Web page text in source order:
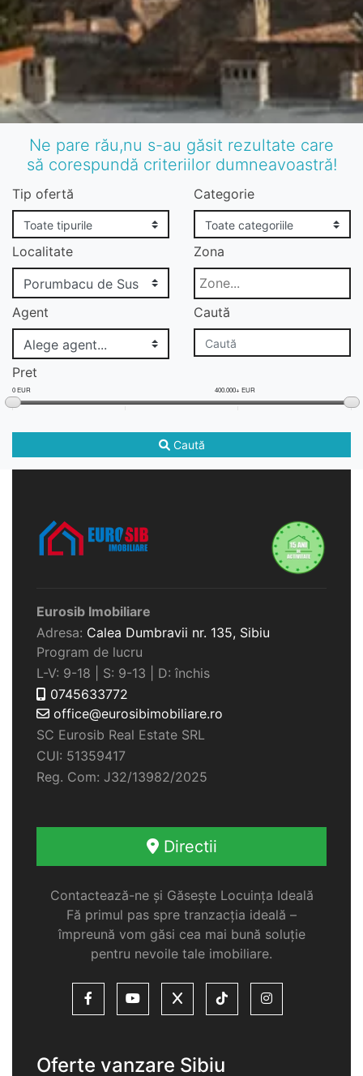
Ne pare rău,nu s-au găsit rezultate care
să corespundă criteriilor dumneavoastră!
Tip ofertă Categorie
Localitate Zona
Agent Caută
Pret
0 EUR 400.000+ EUR
Caută
Eurosib Imobiliare
Adresa: Calea Dumbravii nr. 135, Sibiu
Program de lucru
L-V: 9-18 | S: 9-13 | D: închis
0745633772
office@eurosibimobiliare.ro
SC Eurosib Real Estate SRL
CUI: 51359417
Reg. Com: J32/13982/2025
Directii
Contactează-ne și Găsește Locuința Ideală
Fă primul pas spre tranzacția ideală –
împreună vom găsi cea mai bună soluție
pentru nevoile tale imobiliare.
Oferte vanzare Sibiu